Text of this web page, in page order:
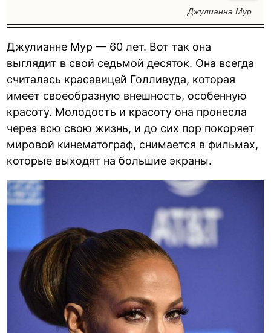
Джулианна Мур
Джулианне Мур — 60 лет. Вот так она
выглядит в свой седьмой десяток. Она всегда
считалась красавицей Голливуда, которая
имеет своеобразную внешность, особенную
красоту. Молодость и красоту она пронесла
через всю свою жизнь, и до сих пор покоряет
мировой кинематограф, снимается в фильмах,
которые выходят на большие экраны.